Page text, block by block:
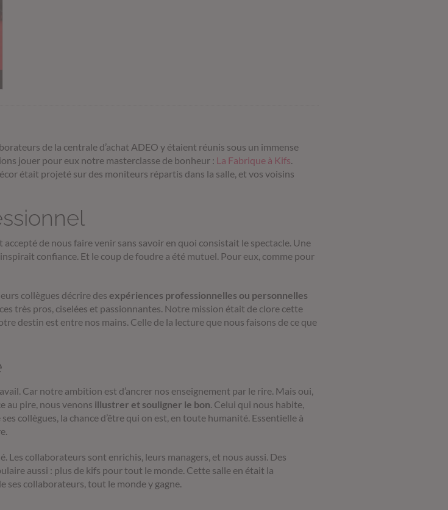
de la centrale d’achat ADEO y étaient réunis sous un immense
jouer pour eux notre masterclasse de bonheur : La Fabrique à Kifs.
était projeté sur des moniteurs répartis dans la salle, et vos voisins
de nous faire venir sans savoir en quoi consistait le spectacle. Une
confiance. Et le coup de foudre a été mutuel. Pour eux, comme pour
collègues décrire des expériences professionnelles ou personnelles
très pros, ciselées et passionnantes. Notre mission était de clore cette
destin est entre nos mains. Celle de la lecture que nous faisons de ce que
Car notre ambition est d’ancrer nos enseignement par le rire. Mais oui,
au pire, nous venons illustrer et souligner le bon. Celui qui nous habite,
collègues, la chance d’être qui on est, en toute humanité. Essentielle à
Les collaborateurs sont enrichis, leurs managers, et nous aussi. Des
aussi : plus de kifs pour tout le monde. Cette salle en était la
ses collaborateurs, tout le monde y gagne.